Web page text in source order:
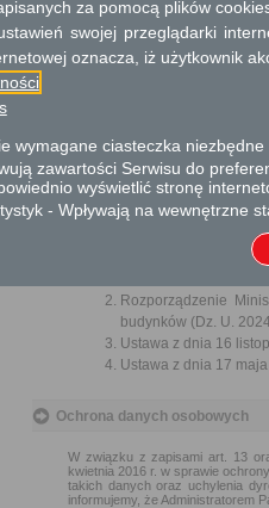
Skargi i wnioski
Przedmiotem skargi może
usprawnienie pracy i
Organ właściwy dla
miesiąca.
Rozporządzenie
budynków (Dz. U.
Ustawa z dnia 16
Ustawa z dnia 17
Ochrona danych osobowych
W związku z zapisami art. 13
kwietnia 2016 r. w sprawie
takich danych oraz uchylenia
informujemy, że Administratorem
za pomocą plików
swojej przeglądarki
oznacza, iż użytkownik
wymagane ciasteczka
zawartości Serwisu do
wyświetlić stronę
- Wpływają na wewnętrzne